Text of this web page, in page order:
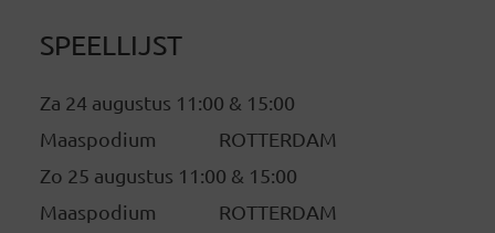
SPEELLIJST
Za 24 augustus 11:00 & 15:00
Maaspodium ROTTERDAM
Zo 25 augustus 11:00 & 15:00
Maaspodium ROTTERDAM